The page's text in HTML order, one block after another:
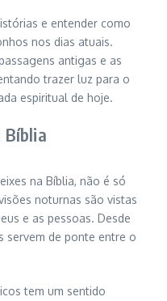
e entender como
nos dias atuais.
antigas e as
trazer luz para o
espiritual de hoje.
Bíblia
na Bíblia, não é só
noturnas são vistas
e as pessoas. Desde
servem de ponte entre o
tem um sentido